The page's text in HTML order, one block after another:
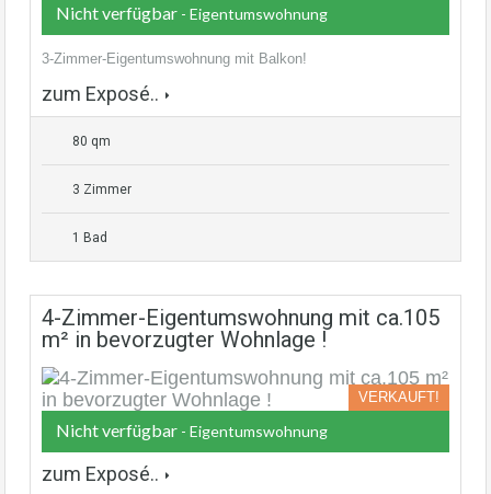
Nicht verfügbar - Eigentumswohnung
3-Zimmer-Eigentumswohnung mit Balkon!
zum Exposé..
80 qm
3 Zimmer
1 Bad
4-Zimmer-Eigentumswohnung mit ca.105
m² in bevorzugter Wohnlage !
VERKAUFT!
Nicht verfügbar - Eigentumswohnung
zum Exposé..